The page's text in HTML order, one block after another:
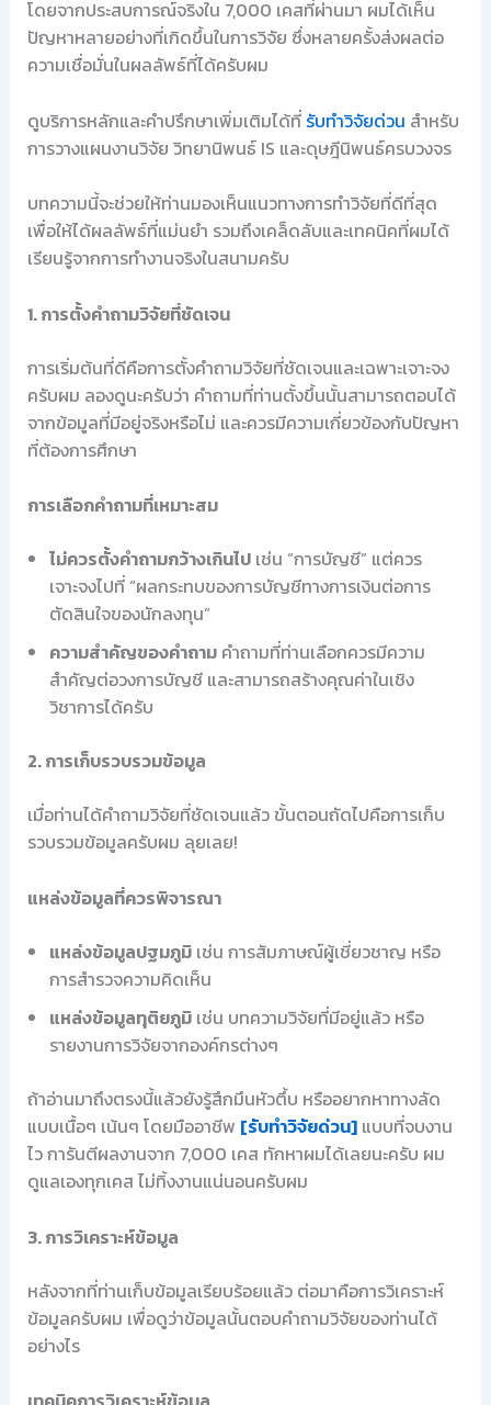
โดยจากประสบการณ์จริงใน 7,000 เคสที่ผ่านมา ผมได้เห็น
ปัญหาหลายอย่างที่เกิดขึ้นในการวิจัย ซึ่งหลายครั้งส่งผลต่อ
ความเชื่อมั่นในผลลัพธ์ที่ได้ครับผม
ดูบริการหลักและคำปรึกษาเพิ่มเติมได้ที่ รับทำวิจัยด่วน สำหรับ
การวางแผนงานวิจัย วิทยานิพนธ์ IS และดุษฎีนิพนธ์ครบวงจร
บทความนี้จะช่วยให้ท่านมองเห็นแนวทางการทำวิจัยที่ดีที่สุด
เพื่อให้ได้ผลลัพธ์ที่แม่นยำ รวมถึงเคล็ดลับและเทคนิคที่ผมได้
เรียนรู้จากการทำงานจริงในสนามครับ
1. การตั้งคำถามวิจัยที่ชัดเจน
การเริ่มต้นที่ดีคือการตั้งคำถามวิจัยที่ชัดเจนและเฉพาะเจาะจง
ครับผม ลองดูนะครับว่า คำถามที่ท่านตั้งขึ้นนั้นสามารถตอบได้
จากข้อมูลที่มีอยู่จริงหรือไม่ และควรมีความเกี่ยวข้องกับปัญหา
ที่ต้องการศึกษา
การเลือกคำถามที่เหมาะสม
ไม่ควรตั้งคำถามกว้างเกินไปเช่น “การบัญชี” แต่ควร
เจาะจงไปที่ “ผลกระทบของการบัญชีทางการเงินต่อการ
ตัดสินใจของนักลงทุน”
ความสำคัญของคำถามคำถามที่ท่านเลือกควรมีความ
สำคัญต่อวงการบัญชี และสามารถสร้างคุณค่าในเชิง
วิชาการได้ครับ
2. การเก็บรวบรวมข้อมูล
เมื่อท่านได้คำถามวิจัยที่ชัดเจนแล้ว ขั้นตอนถัดไปคือการเก็บ
รวบรวมข้อมูลครับผม ลุยเลย!
แหล่งข้อมูลที่ควรพิจารณา
แหล่งข้อมูลปฐมภูมิเช่น การสัมภาษณ์ผู้เชี่ยวชาญ หรือ
การสำรวจความคิดเห็น
แหล่งข้อมูลทุติยภูมิเช่น บทความวิจัยที่มีอยู่แล้ว หรือ
รายงานการวิจัยจากองค์กรต่างๆ
ถ้าอ่านมาถึงตรงนี้แล้วยังรู้สึกมึนหัวตึ้บ หรืออยากหาทางลัด
แบบเนื้อๆ เน้นๆ โดยมืออาชีพ [รับทำวิจัยด่วน]แบบที่จบงาน
ไว การันตีผลงานจาก 7,000 เคส ทักหาผมได้เลยนะครับ ผม
ดูแลเองทุกเคส ไม่ทิ้งงานแน่นอนครับผม
3. การวิเคราะห์ข้อมูล
หลังจากที่ท่านเก็บข้อมูลเรียบร้อยแล้ว ต่อมาคือการวิเคราะห์
ข้อมูลครับผม เพื่อดูว่าข้อมูลนั้นตอบคำถามวิจัยของท่านได้
อย่างไร